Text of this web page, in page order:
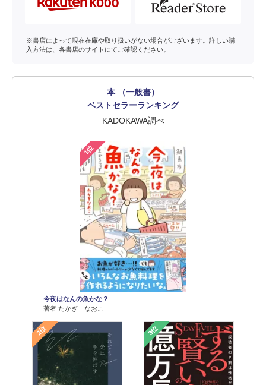
※書店によって現在在庫や取り扱いがない場合がございます。詳しい購
入方法は、各書店のサイトにてご確認ください。
本 （一般書）
ベストセラーランキング
KADOKAWA調べ
1位
今夜はなんの魚かな？
著者 たかぎ なおこ
2位 3位